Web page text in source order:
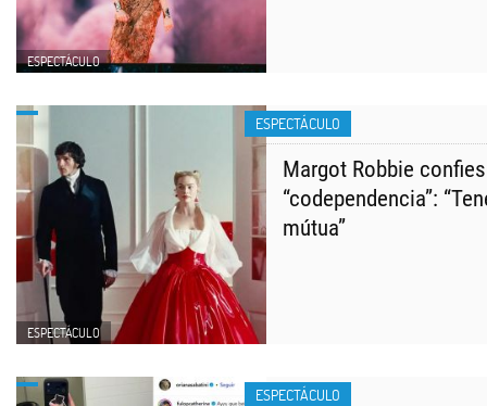
ESPECTÁCULO
ESPECTÁCULO
ESPECTÁCULO
Margot Robbie
“codependencia”:
mútua”
ESPECTÁCULO